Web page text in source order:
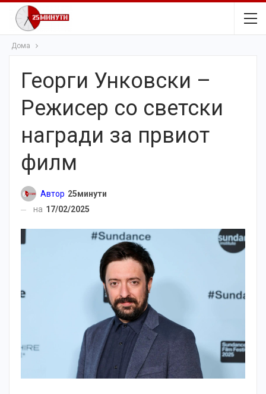
Дома
Георги Унковски –
Режисер со светски
награди за првиот
филм
Автор 25минути
на 17/02/2025